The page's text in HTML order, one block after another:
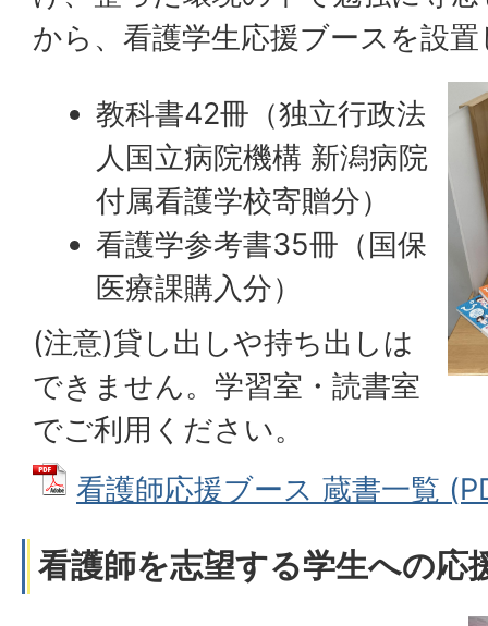
から、看護学生応援ブースを設
教科書42冊（独立行政法
人国立病院機構 新潟病院
付属看護学校寄贈分）
看護学参考書35冊（国保
医療課購入分）
(注意)貸し出しや持ち出しは
できません。学習室・読書室
でご利用ください。
看護師応援ブース 蔵書一覧
看護師を志望する学生への応